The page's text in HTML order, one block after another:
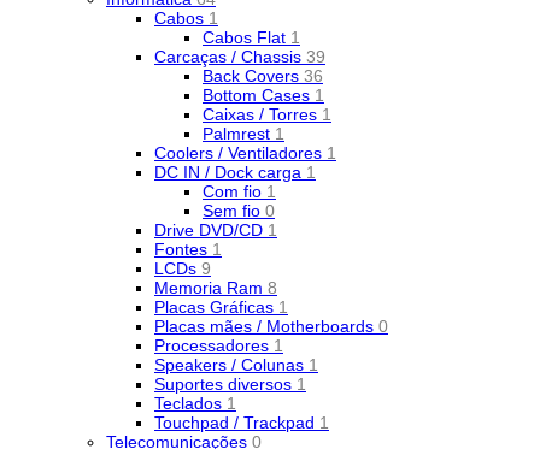
Cabos 1
Cabos Flat 1
Carcaças / Chassis 39
Back Covers 36
Bottom Cases 1
Caixas / Torres 1
Palmrest 1
Coolers / Ventiladores 1
DC IN / Dock carga 1
Com fio 1
Sem fio 0
Drive DVD/CD 1
Fontes 1
LCDs 9
Memoria Ram 8
Placas Gráficas 1
Placas mães / Motherboards 0
Processadores 1
Speakers / Colunas 1
Suportes diversos 1
Teclados 1
Touchpad / Trackpad 1
Telecomunicações 0